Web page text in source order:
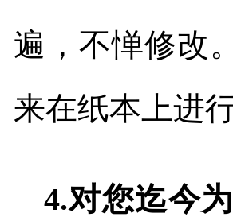
遍，不惮修改
来在纸本上进
4.对您迄今